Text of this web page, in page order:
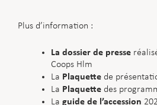
Plus d’information :
La dossier de presse
Coops Hlm
La Plaquette de
La Plaquette des
La guide de l’accession